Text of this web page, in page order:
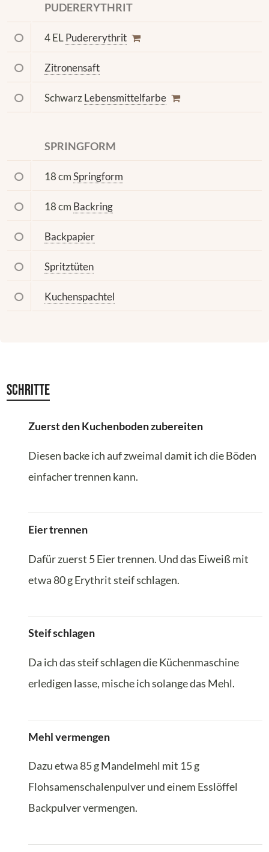
PUDERERYTHRIT
4 ELPudererythrit
Zitronensaft
SchwarzLebensmittelfarbe
SPRINGFORM
18 cmSpringform
18 cm Backring
Backpapier
Spritztüten
Kuchenspachtel
Schritte
Zuerst den Kuchenboden zubereiten
Diesen backe ich auf zweimal damit ich die Böden
einfacher trennen kann.
Eier trennen
Dafür zuerst 5 Eier trennen. Und das Eiweiß mit
etwa 80 g Erythrit steif schlagen.
Steif schlagen
Da ich das steif schlagen die Küchenmaschine
erledigen lasse, mische ich solange das Mehl.
Mehl vermengen
Dazu etwa 85 g Mandelmehl mit 15 g
Flohsamenschalenpulver und einem Esslöffel
Backpulver vermengen.